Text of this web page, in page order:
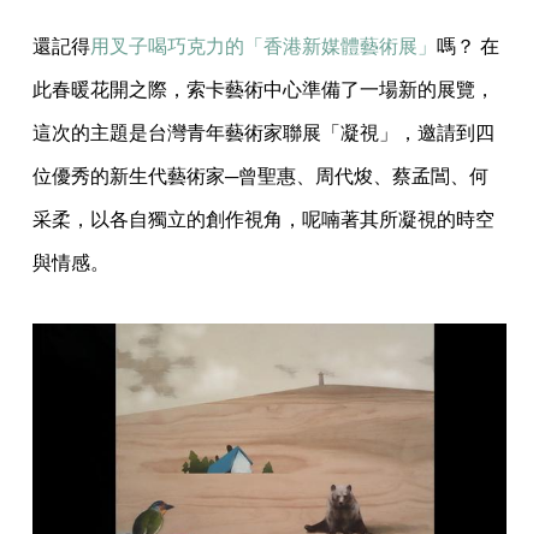
還記得用叉子喝巧克力的「香港新媒體藝術展」 嗎？ 在
此春暖花開之際，索卡藝術中心準備了一場新的展覽，
這次的主題是台灣青年藝術家聯展「凝視」，邀請到四
位優秀的新生代藝術家─曾聖惠、周代焌、蔡孟閶、何
采柔，以各自獨立的創作視角，呢喃著其所凝視的時空
與情感。